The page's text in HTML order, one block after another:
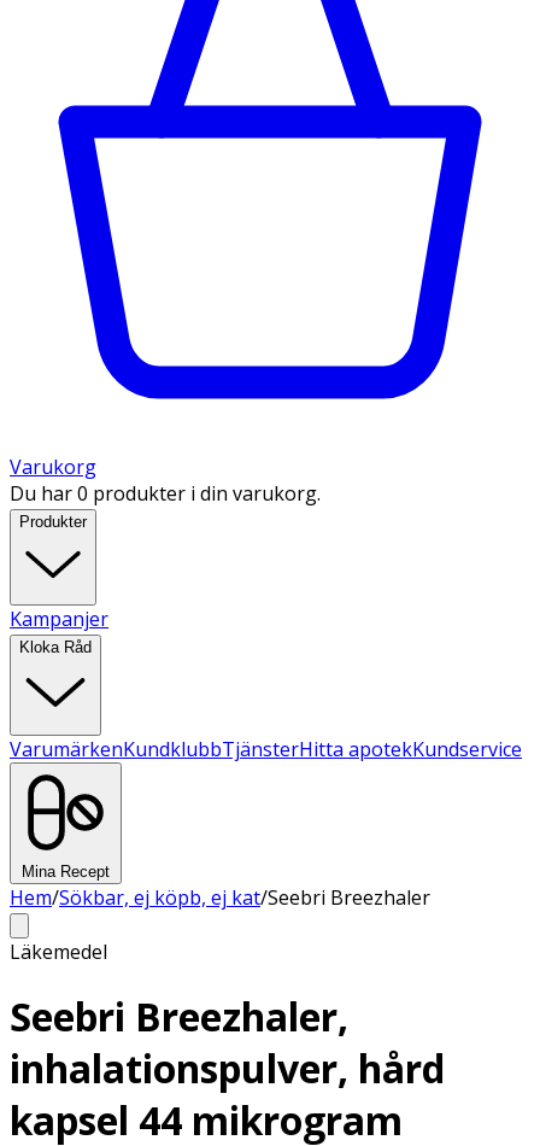
Varukorg
Du har 0 produkter i din varukorg.
Produkter
Kampanjer
Kloka Råd
VarumärkenKundklubbTjänsterHitta apotekKundservice
Mina Recept
Hem/Sökbar, ej köpb, ej kat/Seebri Breezhaler
Läkemedel
Seebri Breezhaler,
inhalationspulver, hård
kapsel 44 mikrogram